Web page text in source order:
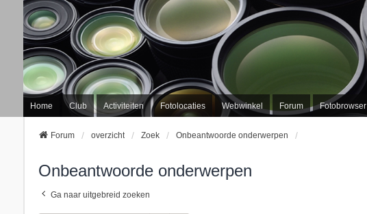
Home Club Activiteiten Fotolocaties Webwinkel Forum Fotobrowser
Forum overzicht Zoek Onbeantwoorde onderwerpen
Onbeantwoorde onderwerpen
Ga naar uitgebreid zoeken